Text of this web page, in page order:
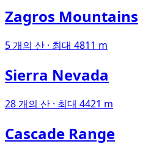
Zagros Mountains
5 개의 산 · 최대 4811 m
Sierra Nevada
28 개의 산 · 최대 4421 m
Cascade Range